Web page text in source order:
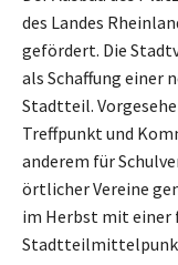
des Landes
gefördert. Die
als Schaffung einer
Stadtteil.
Treffpunkt und
anderem für
örtlicher Vereine
im Herbst mit einer